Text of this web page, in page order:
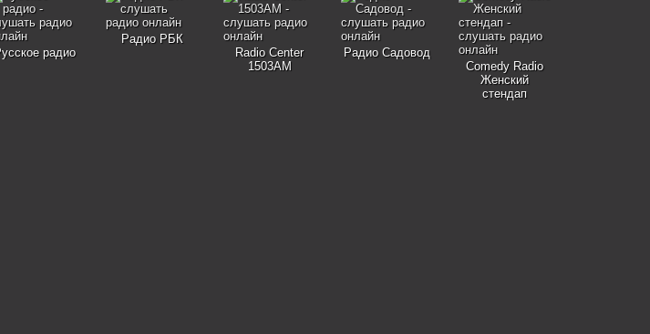
радио
Радио РБК
Radio Center
1503AM
Радио Садовод
Comedy Radio
Женский
стендап